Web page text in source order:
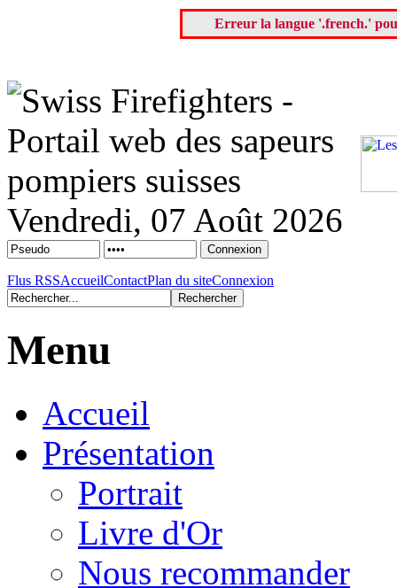
Erreur la langue '.french.'
Vendredi, 07 Août 2026
Flus RSSAccueilContactPlan du siteConnexion
Menu
Accueil
Présentation
Portrait
Livre d'Or
Nous recommander